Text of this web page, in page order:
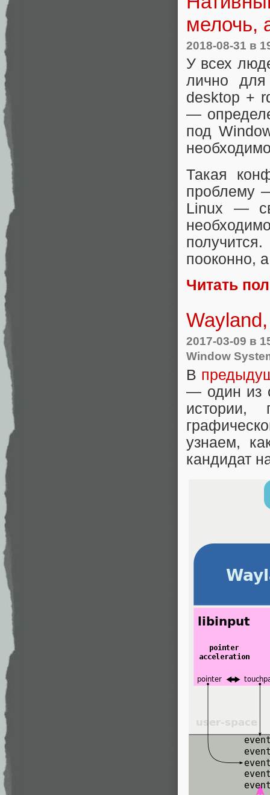
мелочь,
2018-08-31 в
У всех
лично
desktop +
—
под
Такая
проблему
Linux —
пооконно,
Читать
2017-03-09 в
Window
В
— один из
узнаем,
кандидат